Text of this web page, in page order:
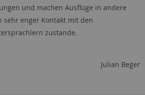
und machen Ausflüge in andere
sehr enger Kontakt mit den
zustande.
Julian Beger